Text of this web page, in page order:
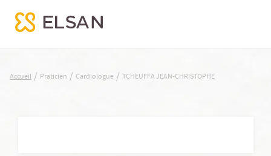
TCHEUFFA JEAN-CHRISTOPHE
Accueil / Praticien / Cardiologue / TCHEUFFA JEAN-CHRISTOPHE